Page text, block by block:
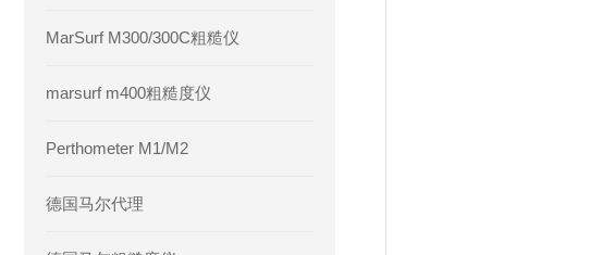
MarSurf M300/300C粗糙仪
marsurf m400粗糙度仪
Perthometer M1/M2
德国马尔代理